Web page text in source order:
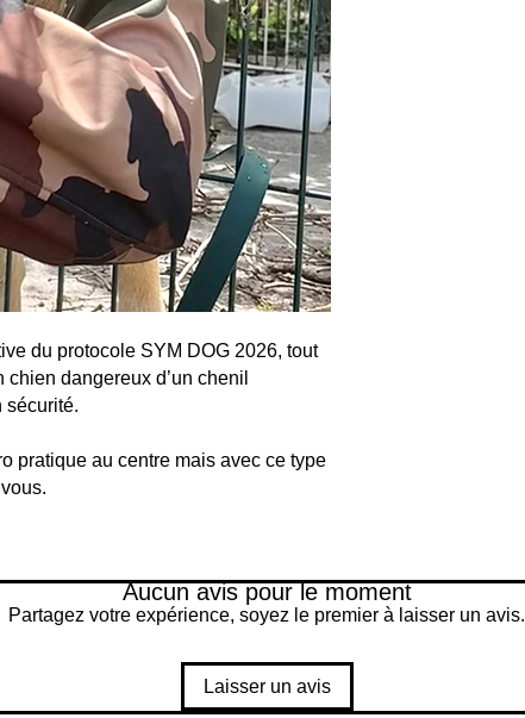
du protocole SYM DOG 2026, tout
dangereux d’un chenil
sécurité.
pratique au centre mais avec ce type
Aucun avis pour le moment
Partagez votre expérience, soyez le premier à laisser un avis.
Laisser un avis